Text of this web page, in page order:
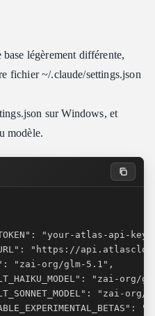
légèrement différente,
fichier ~/.claude/settings.json
sur Windows, et
modèle.